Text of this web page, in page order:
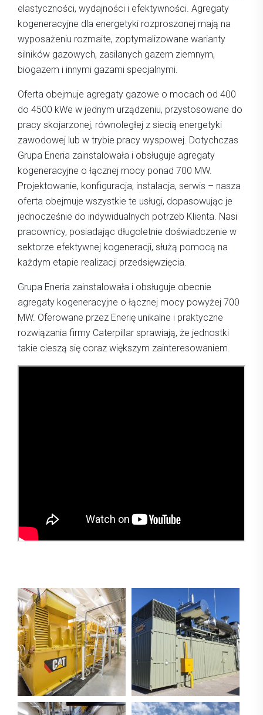
elastyczności, wydajności i efektywności. Agregaty
kogeneracyjne dla energetyki rozproszonej mają na
wyposażeniu rozmaite, zoptymalizowane warianty
silników gazowych, zasilanych gazem ziemnym,
biogazem i innymi gazami specjalnymi.
Oferta obejmuje agregaty gazowe o mocach od 400
do 4500 kWe w jednym urządzeniu, przystosowane do
pracy skojarzonej, równoległej z siecią energetyki
zawodowej lub w trybie pracy wyspowej. Dotychczas
Grupa Eneria zainstalowała i obsługuje agregaty
kogeneracyjne o łącznej mocy ponad 700 MW.
Projektowanie, konfiguracja, instalacja, serwis – nasza
oferta obejmuje wszystkie te usługi, dopasowując je
jednocześnie do indywidualnych potrzeb Klienta. Nasi
pracownicy, posiadając długoletnie doświadczenie w
sektorze efektywnej kogeneracji, służą pomocą na
każdym etapie realizacji przedsięwzięcia.
Grupa Eneria zainstalowała i obsługuje obecnie
agregaty kogeneracyjne o łącznej mocy powyżej 700
MW. Oferowane przez Enerię unikalne i praktyczne
rozwiązania firmy Caterpillar sprawiają, że jednostki
takie cieszą się coraz większym zainteresowaniem.